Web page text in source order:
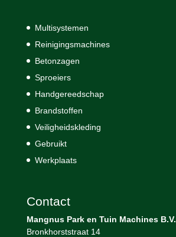
Multisystemen
Reinigingsmachines
Betonzagen
Sproeiers
Handgereedschap
Brandstoffen
Veiligheidskleding
Gebruikt
Werkplaats
Contact
Mangnus Park en Tuin Machines B.V.
Bronkhorststraat 14